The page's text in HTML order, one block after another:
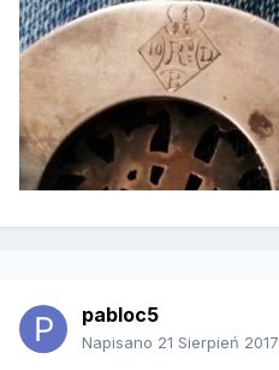
pabloc5
Napisano 21 Sierpień 2017